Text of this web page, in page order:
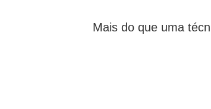
Mais do que uma